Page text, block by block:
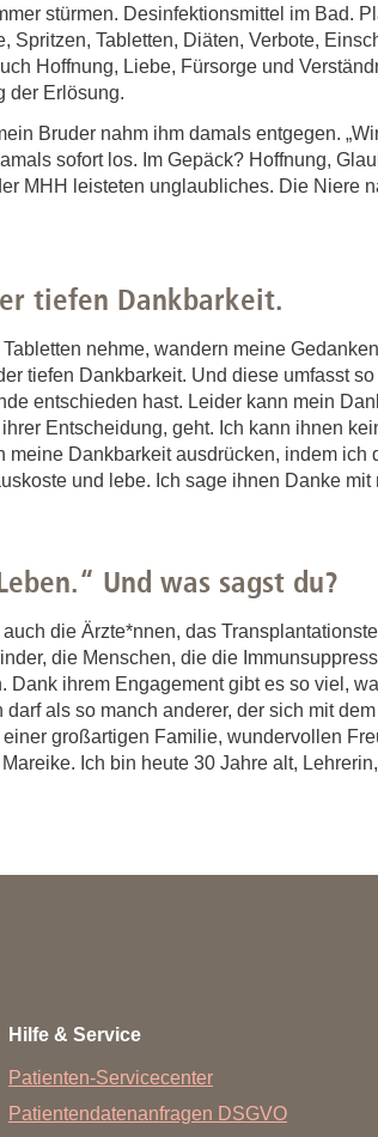
stürmen. Desinfektionsmittel im Bad.
Spritzen, Tabletten, Diäten, Verbote,
Hoffnung, Liebe, Fürsorge und
der Erlösung.
Bruder nahm ihm damals entgegen.
sofort los. Im Gepäck? Hoffnung,
MHH leisteten unglaubliches. Die Niere
tiefen Dankbarkeit.
nehme, wandern meine
tiefen Dankbarkeit. Und diese umfasst
entschieden hast. Leider kann mein
Entscheidung, geht. Ich kann ihnen
meine Dankbarkeit ausdrücken, indem
und lebe. Ich sage ihnen Danke mit
Und was sagst du?
die Ärzte*nnen, das
die Menschen, die die
Dank ihrem Engagement gibt es so viel,
als so manch anderer, der sich mit
großartigen Familie, wundervollen
Ich bin heute 30 Jahre alt,
Hilfe & Service
Patienten-Servicecenter
Patientendatenanfragen DSGVO